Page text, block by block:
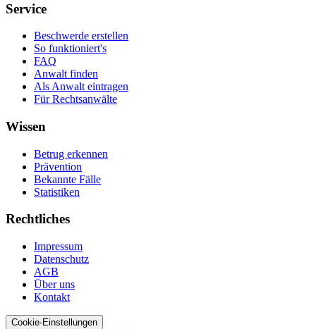
Service
Beschwerde erstellen
So funktioniert's
FAQ
Anwalt finden
Als Anwalt eintragen
Für Rechtsanwälte
Wissen
Betrug erkennen
Prävention
Bekannte Fälle
Statistiken
Rechtliches
Impressum
Datenschutz
AGB
Über uns
Kontakt
Cookie-Einstellungen